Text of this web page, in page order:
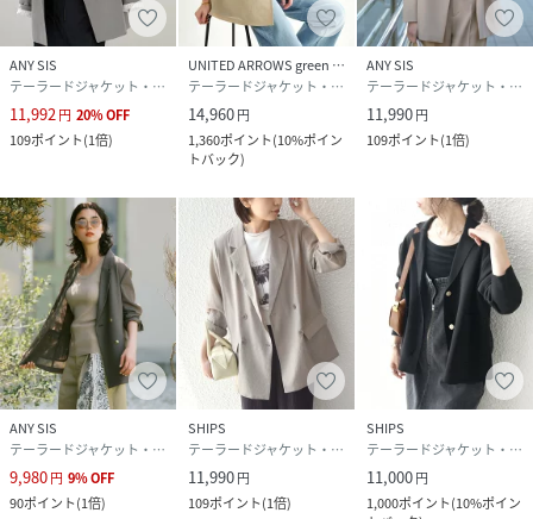
ANY SIS
テーラードジャケット・ブレザー
11,992円 20%OFF
109ポイント(1倍)
UNITED ARROWS green label relaxing
テーラードジャケット・ブレザー
14,960円
1,360ポイント(10%ポイン
トバック)
ANY SIS
テーラードジャケット・ブレザー
11,990円
109ポイント(1倍)
ANY SIS
テーラードジャケット・ブレザー
9,980円 9%OFF
90ポイント(1倍)
SHIPS
テーラードジャケット・ブレザー
11,990円
109ポイント(1倍)
SHIPS
テーラードジャケット・ブレザー
11,000円
1,000ポイント(10%ポイン